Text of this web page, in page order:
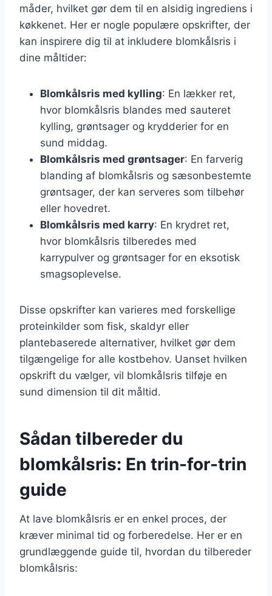
måder, hvilket gør dem til en alsidig ingrediens i
køkkenet. Her er nogle populære opskrifter, der
kan inspirere dig til at inkludere blomkålsris i
dine måltider:
Blomkålsris med kylling: En lækker ret,
hvor blomkålsris blandes med sauteret
kylling, grøntsager og krydderier for en
sund middag.
Blomkålsris med grøntsager: En farverig
blanding af blomkålsris og sæsonbestemte
grøntsager, der kan serveres som tilbehør
eller hovedret.
Blomkålsris med karry: En krydret ret,
hvor blomkålsris tilberedes med
karrypulver og grøntsager for en eksotisk
smagsoplevelse.
Disse opskrifter kan varieres med forskellige
proteinkilder som fisk, skaldyr eller
plantebaserede alternativer, hvilket gør dem
tilgængelige for alle kostbehov. Uanset hvilken
opskrift du vælger, vil blomkålsris tilføje en
sund dimension til dit måltid.
Sådan tilbereder du
blomkålsris: En trin-for-trin
guide
At lave blomkålsris er en enkel proces, der
kræver minimal tid og forberedelse. Her er en
grundlæggende guide til, hvordan du tilbereder
blomkålsris: